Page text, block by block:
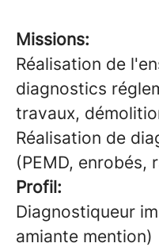
Missions:
Réalisation de
diagnostics
travaux,
Réalisation de
(PEMD, enrobés,
Profil:
Diagnostiqueur
amiante mention)